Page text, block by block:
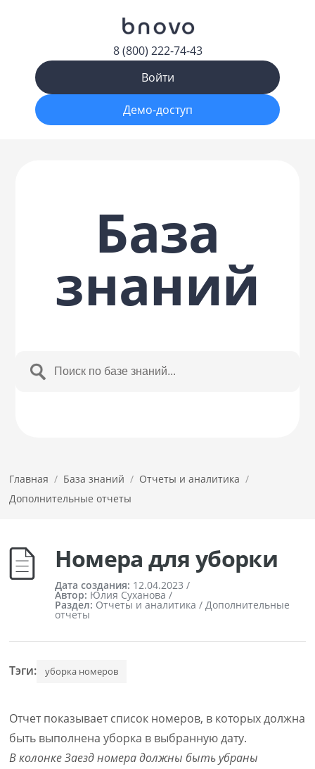
8 (800) 222-74-43
Войти
Демо-доступ
База
знаний
Главная / База знаний / Отчеты и аналитика /
Дополнительные отчеты
Номера для уборки
Дата создания: 12.04.2023 /
Автор: Юлия Суханова /
Раздел: Отчеты и аналитика / Дополнительные
отчеты
Тэги: уборка номеров
Отчет показывает список номеров, в которых должна
быть выполнена уборка в выбранную дату.
В колонке Заезд номера должны быть убраны